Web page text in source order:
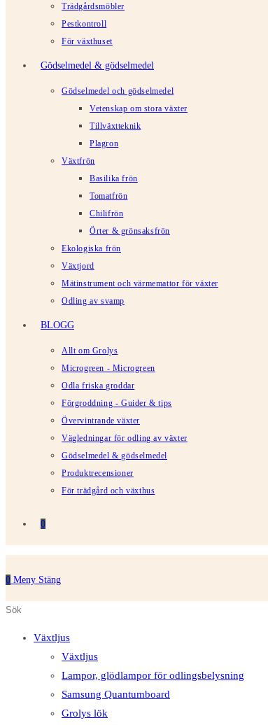
Trädgårdsmöbler
Pestkontroll
För växthuset
Gödselmedel & gödselmedel
Gödselmedel och gödselmedel
Vetenskap om stora växter
Tillväxtteknik
Plagron
Växtfrön
Basilika frön
Tomatfrön
Chilifrön
Örter & grönsaksfrön
Ekologiska frön
Växtjord
Mätinstrument och värmemattor för växter
Odling av svamp
BLOGG
Allt om Grolys
Microgreen - Microgreen
Odla friska groddar
Förgroddning - Guider & tips
Övervintrande växter
Vägledningar för odling av växter
Gödselmedel & gödselmedel
Produktrecensioner
För trädgård och växthus
0
0 Meny Stäng
Sök
att
stänga
Växtljus
Växtljus
Lampor, glödlampor för odlingsbelysning
Samsung Quantumboard
Grolys lök